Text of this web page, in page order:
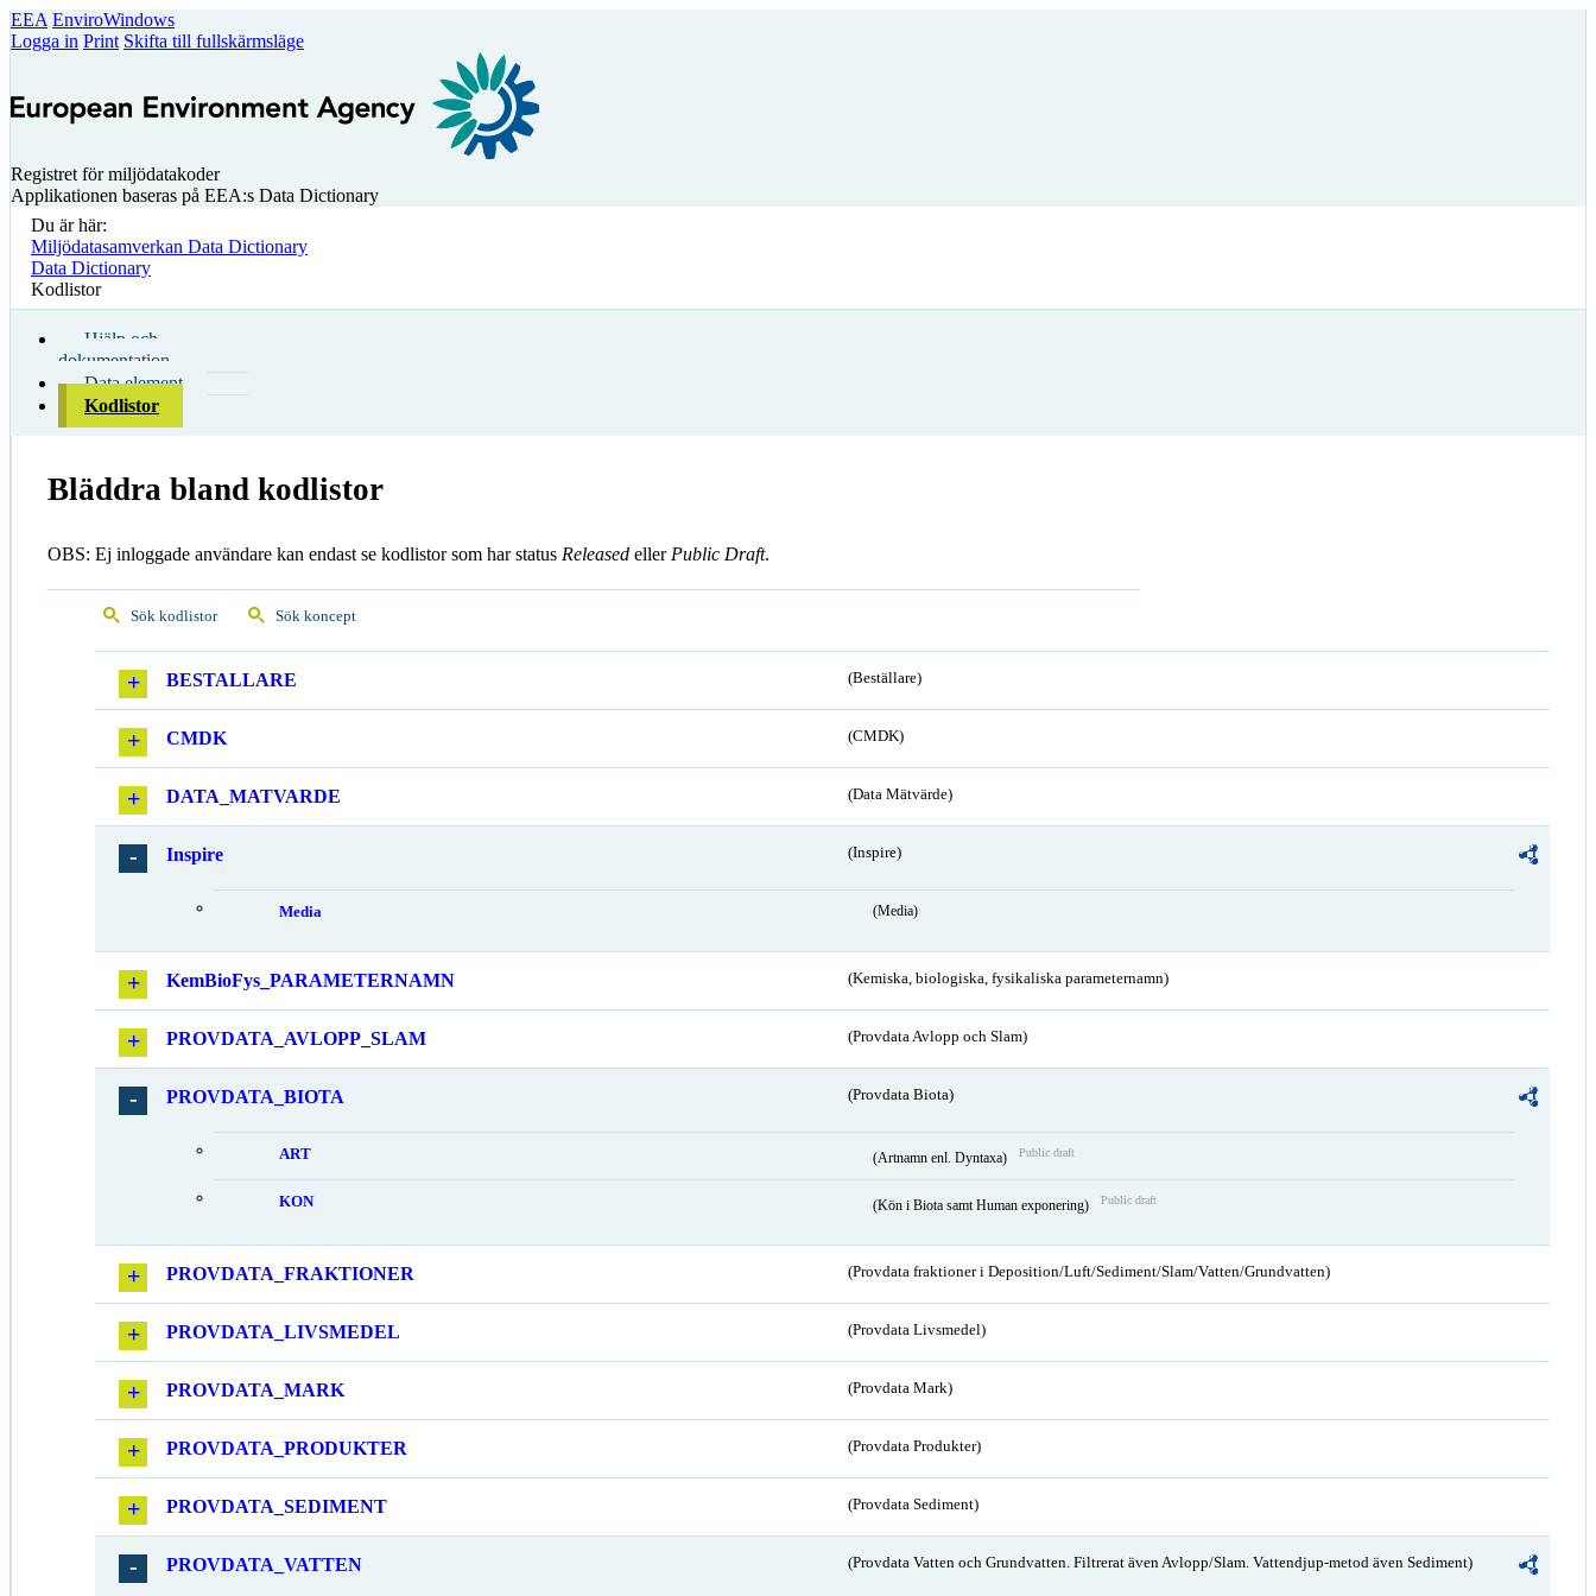
EEA EnviroWindows
Logga in Print Skifta till fullskärmsläge
Registret för miljödatakoder
Applikationen baseras på EEA:s Data Dictionary
Du är här:
Miljödatasamverkan Data Dictionary
Data Dictionary
Kodlistor
Hjälp och
dokumentation
Data element
Kodlistor
Bläddra bland kodlistor
OBS: Ej inloggade användare kan endast se kodlistor som har status Released eller Public Draft.
Sök kodlistor Sök koncept
BESTALLARE (Beställare)
CMDK (CMDK)
DATA_MATVARDE (Data Mätvärde)
Inspire (Inspire)
Media (Media)
KemBioFys_PARAMETERNAMN (Kemiska, biologiska, fysikaliska parameternamn)
PROVDATA_AVLOPP_SLAM (Provdata Avlopp och Slam)
PROVDATA_BIOTA (Provdata Biota)
ART (Artnamn enl. Dyntaxa) Public draft
KON (Kön i Biota samt Human exponering) Public draft
PROVDATA_FRAKTIONER (Provdata fraktioner i Deposition/Luft/Sediment/Slam/Vatten/Grundvatten)
PROVDATA_LIVSMEDEL (Provdata Livsmedel)
PROVDATA_MARK (Provdata Mark)
PROVDATA_PRODUKTER (Provdata Produkter)
PROVDATA_SEDIMENT (Provdata Sediment)
PROVDATA_VATTEN (Provdata Vatten och Grundvatten. Filtrerat även Avlopp/Slam. Vattendjup-metod även Sediment)